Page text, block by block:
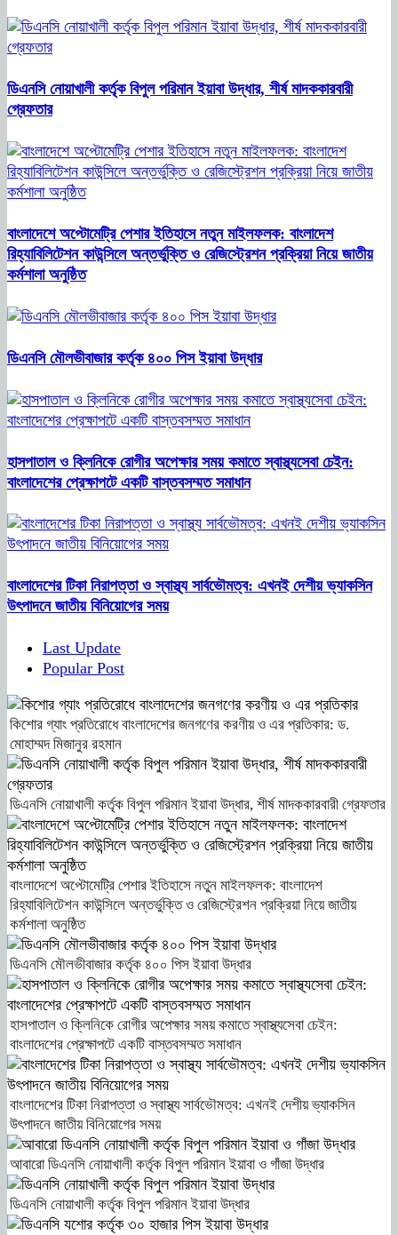
ডিএনসি নোয়াখালী কর্তৃক বিপুল পরিমান ইয়াবা উদ্ধার, শীর্ষ মাদককারবারী
গ্রেফতার
বাংলাদেশে অপ্টোমেট্রি পেশার ইতিহাসে নতুন মাইলফলক: বাংলাদেশ
রিহ্যাবিলিটেশন কাউন্সিলে অন্তর্ভুক্তি ও রেজিস্ট্রেশন প্রক্রিয়া নিয়ে জাতীয়
কর্মশালা অনুষ্ঠিত
ডিএনসি মৌলভীবাজার কর্তৃক ৪০০ পিস ইয়াবা উদ্ধার
হাসপাতাল ও ক্লিনিকে রোগীর অপেক্ষার সময় কমাতে স্বাস্থ্যসেবা চেইন:
বাংলাদেশের প্রেক্ষাপটে একটি বাস্তবসম্মত সমাধান
বাংলাদেশের টিকা নিরাপত্তা ও স্বাস্থ্য সার্বভৌমত্ব: এখনই দেশীয় ভ্যাকসিন
উৎপাদনে জাতীয় বিনিয়োগের সময়
Last Update
Popular Post
কিশোর গ্যাং প্রতিরোধে বাংলাদেশের জনগণের করণীয় ও এর প্রতিকার: ড.
মোহাম্মদ মিজানুর রহমান
ডিএনসি নোয়াখালী কর্তৃক বিপুল পরিমান ইয়াবা উদ্ধার, শীর্ষ মাদককারবারী গ্রেফতার
বাংলাদেশে অপ্টোমেট্রি পেশার ইতিহাসে নতুন মাইলফলক: বাংলাদেশ
রিহ্যাবিলিটেশন কাউন্সিলে অন্তর্ভুক্তি ও রেজিস্ট্রেশন প্রক্রিয়া নিয়ে জাতীয়
কর্মশালা অনুষ্ঠিত
ডিএনসি মৌলভীবাজার কর্তৃক ৪০০ পিস ইয়াবা উদ্ধার
হাসপাতাল ও ক্লিনিকে রোগীর অপেক্ষার সময় কমাতে স্বাস্থ্যসেবা চেইন:
বাংলাদেশের প্রেক্ষাপটে একটি বাস্তবসম্মত সমাধান
বাংলাদেশের টিকা নিরাপত্তা ও স্বাস্থ্য সার্বভৌমত্ব: এখনই দেশীয় ভ্যাকসিন
উৎপাদনে জাতীয় বিনিয়োগের সময়
আবারো ডিএনসি নোয়াখালী কর্তৃক বিপুল পরিমান ইয়াবা ও গাঁজা উদ্ধার
ডিএনসি নোয়াখালী কর্তৃক বিপুল পরিমান ইয়াবা উদ্ধার